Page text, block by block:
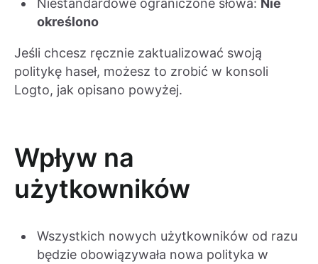
określono
Jeśli chcesz ręcznie zaktualizować swoją
politykę haseł, możesz to zrobić w konsoli
Logto, jak opisano powyżej.
Wpływ na
użytkowników
Wszystkich nowych użytkowników od razu
będzie obowiązywała nowa polityka w